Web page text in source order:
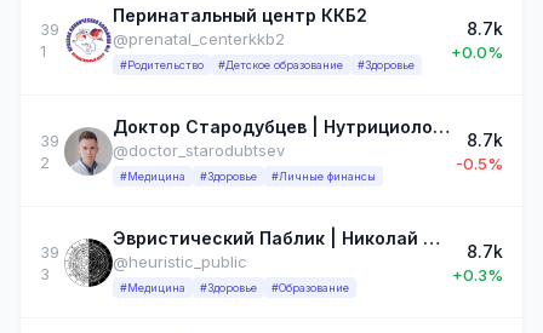
39
1
Перинатальный центр ККБ2
@prenatal_centerkkb2
#Родительство #Детское образование #Здоровье
8.7k
+0.0%
39
2
Доктор Стародубцев | Нутрициолог, Трихолог, дерматолог
@doctor_starodubtsev
#Медицина #Здоровье #Личные финансы
8.7k
-0.5%
39
3
Эвристический Паблик | Николай Сапунов | Биология ЕГЭ2026 | Анат | Латынь | Гиста | БХ | Норфиз | Патан | Патфиз | Микра | Фарма
@heuristic_public
#Медицина #Здоровье #Образование
8.7k
+0.3%